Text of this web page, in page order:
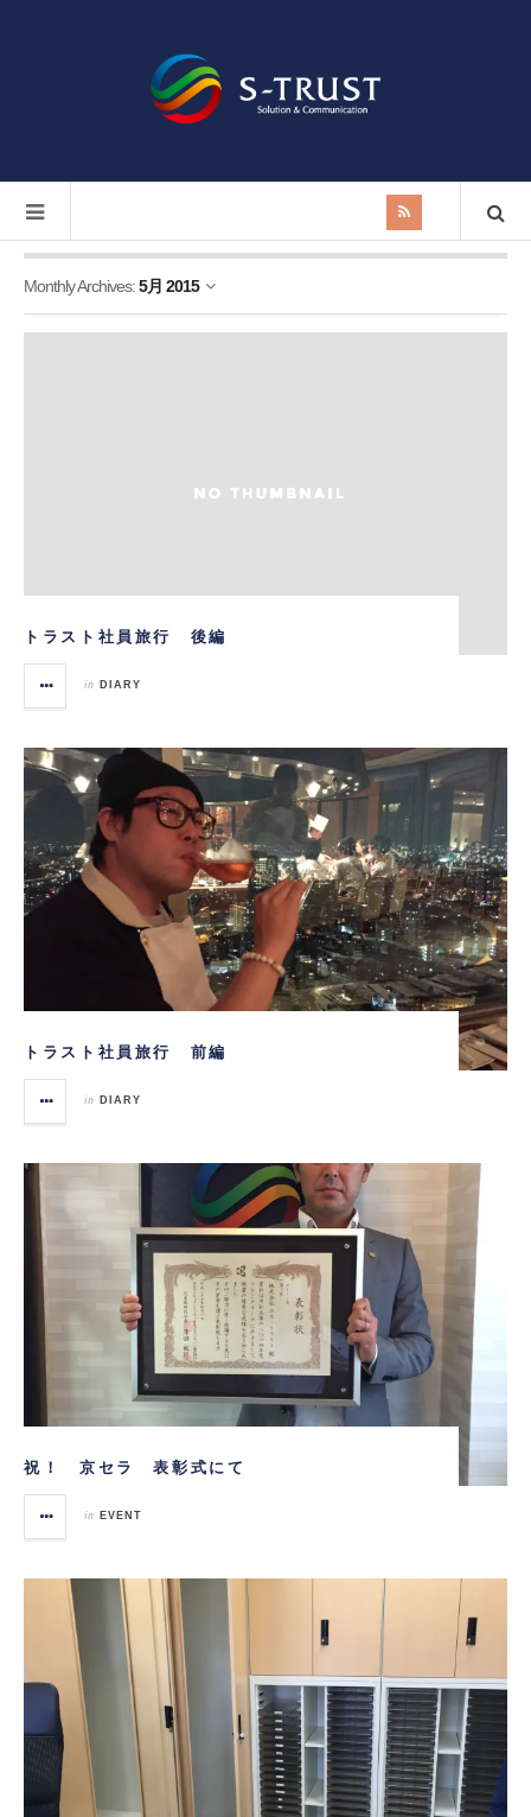
Monthly Archives:5月 2015
トラスト社員旅行 後編
in DIARY
トラスト社員旅行 前編
in DIARY
祝！ 京セラ 表彰式にて
in EVENT